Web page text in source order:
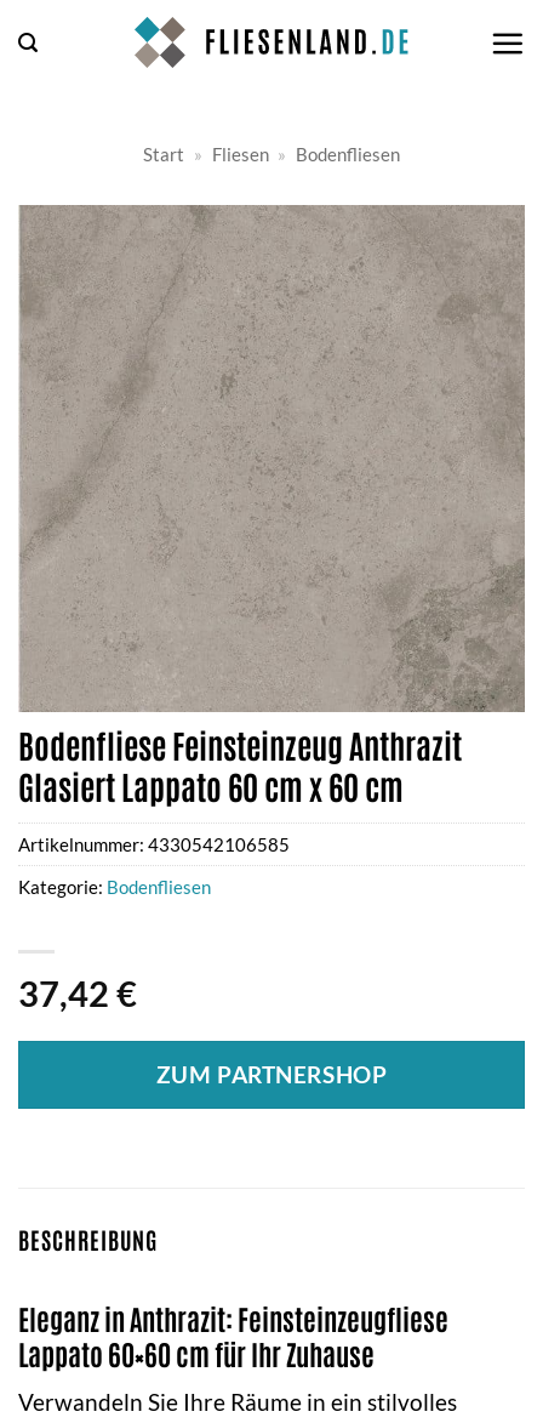
Inhalt
Start » Fliesen » Bodenfliesen
Bodenfliese Feinsteinzeug Anthrazit
Glasiert Lappato 60 cm x 60 cm
37,42 €
ZUM PARTNERSHOP
Artikelnummer: 4330542106585
Kategorie: Bodenfliesen
BESCHREIBUNG
Eleganz in Anthrazit: Feinsteinzeugfliese
Lappato 60×60 cm für Ihr Zuhause
Verwandeln Sie Ihre Räume in ein stilvolles